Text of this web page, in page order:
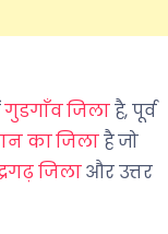
गुडगाँव जिलाहै, पूर्व
का जिलाहै जो
जिलाऔर उत्तर